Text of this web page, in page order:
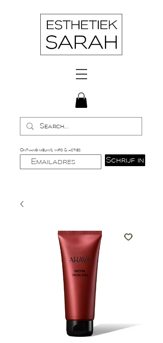
Schrijf in
Ontvang nieuws, info & acties